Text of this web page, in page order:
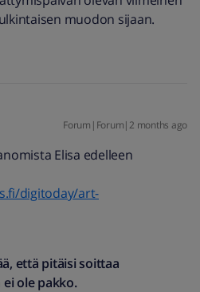
muodon sijaan.
Forum|Forum|2 months ago
Elisa edelleen
digitoday/art-
että pitäisi soittaa
ole pakko.